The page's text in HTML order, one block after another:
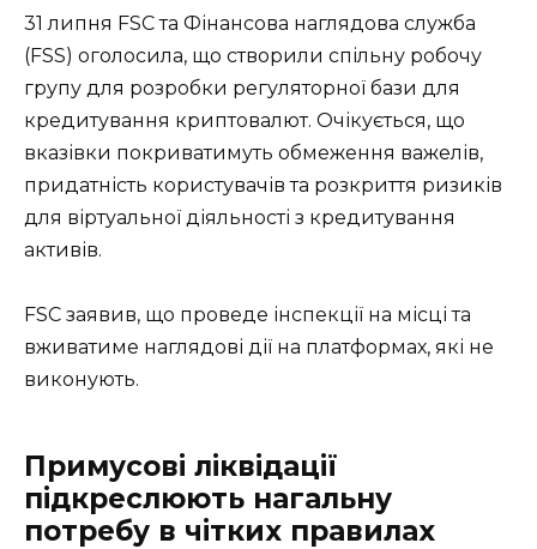
31 липня FSC та Фінансова наглядова служба
(FSS) оголосила, що створили спільну робочу
групу для розробки регуляторної бази для
кредитування криптовалют. Очікується, що
вказівки покриватимуть обмеження важелів,
придатність користувачів та розкриття ризиків
для віртуальної діяльності з кредитування
активів.
FSC заявив, що проведе інспекції на місці та
вживатиме наглядові дії на платформах, які не
виконують.
Примусові ліквідації
підкреслюють нагальну
потребу в чітких правилах